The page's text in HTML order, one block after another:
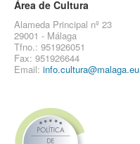
Área de Cultura
Alameda Principal nº 23
29001 - Málaga
Tfno.: 951926051
Fax: 951926644
Email: info.cultura@malaga.eu